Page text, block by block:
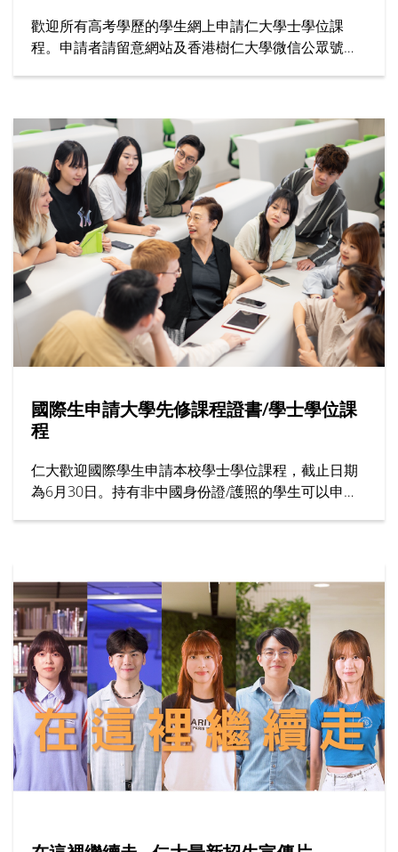
歡迎所有高考學歷的學生網上申請仁大學士學位課
程。申請者請留意網站及香港樹仁大學微信公眾號上
國際生申請大學先修課程證書/學士學位課
程
仁大歡迎國際學生申請本校學士學位課程，截止日期
為6月30日。持有非中國身份證/護照的學生可以申請